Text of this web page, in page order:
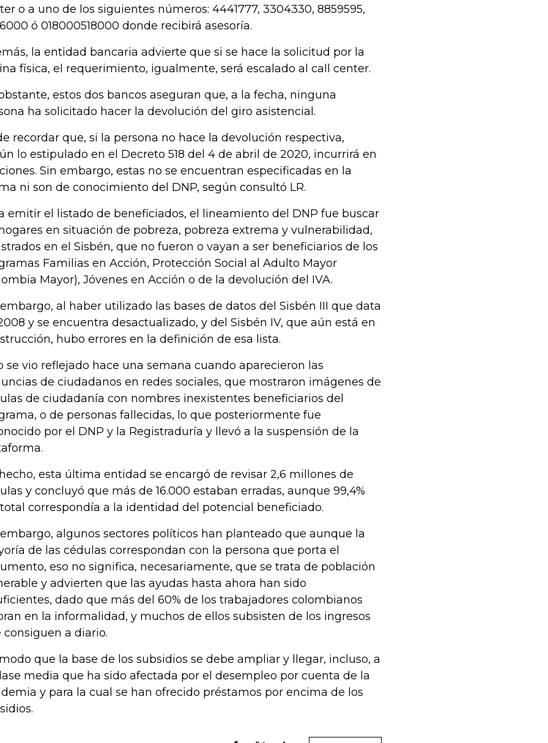
o a uno de los siguientes números: 4441777, 3304330, 8859595,
ó 018000518000 donde recibirá asesoría.
la entidad bancaria advierte que si se hace la solicitud por la
física, el requerimiento, igualmente, será escalado al call center.
estos dos bancos aseguran que, a la fecha, ninguna
ha solicitado hacer la devolución del giro asistencial.
recordar que, si la persona no hace la devolución respectiva,
lo estipulado en el Decreto 518 del 4 de abril de 2020, incurrirá en
Sin embargo, estas no se encuentran especificadas en la
ni son de conocimiento del DNP, según consultó LR.
emitir el listado de beneficiados, el lineamiento del DNP fue buscar
en situación de pobreza, pobreza extrema y vulnerabilidad,
en el Sisbén, que no fueron o vayan a ser beneficiarios de los
Familias en Acción, Protección Social al Adulto Mayor
Mayor), Jóvenes en Acción o de la devolución del IVA.
al haber utilizado las bases de datos del Sisbén III que data
y se encuentra desactualizado, y del Sisbén IV, que aún está en
hubo errores en la definición de esa lista.
se vio reflejado hace una semana cuando aparecieron las
de ciudadanos en redes sociales, que mostraron imágenes de
de ciudadanía con nombres inexistentes beneficiarios del
o de personas fallecidas, lo que posteriormente fue
por el DNP y la Registraduría y llevó a la suspensión de la
esta última entidad se encargó de revisar 2,6 millones de
y concluyó que más de 16.000 estaban erradas, aunque 99,4%
correspondía a la identidad del potencial beneficiado.
algunos sectores políticos han planteado que aunque la
de las cédulas correspondan con la persona que porta el
eso no significa, necesariamente, que se trata de población
y advierten que las ayudas hasta ahora han sido
dado que más del 60% de los trabajadores colombianos
en la informalidad, y muchos de ellos subsisten de los ingresos
consiguen a diario.
que la base de los subsidios se debe ampliar y llegar, incluso, a
media que ha sido afectada por el desempleo por cuenta de la
y para la cual se han ofrecido préstamos por encima de los